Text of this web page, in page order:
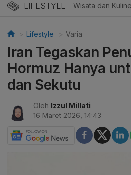
LIFESTYLE Wisata dan
Lifestyle Varia
Iran Tegaskan
Hormuz Hanya
dan Sekutu
Oleh Izzul Millati
16 Maret 2026, 14:43